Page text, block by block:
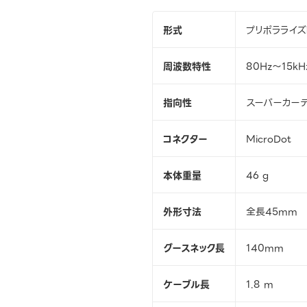
形式 プリポラライ
周波数特性 80Hz～
指向性 スーパーカー
コネクター MicroDot
本体重量 46 g
外形寸法 全長45mm
グースネック長 140mm
ケーブル長 1.8 m